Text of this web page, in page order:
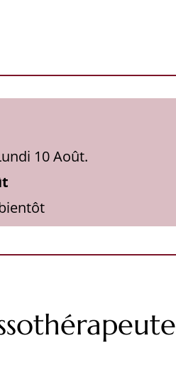
10 Août.